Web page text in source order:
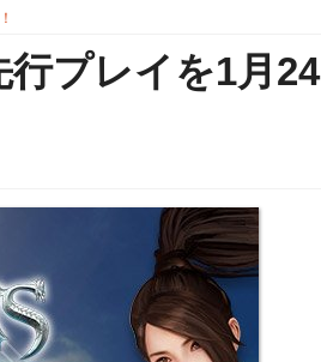
プレイを1月24